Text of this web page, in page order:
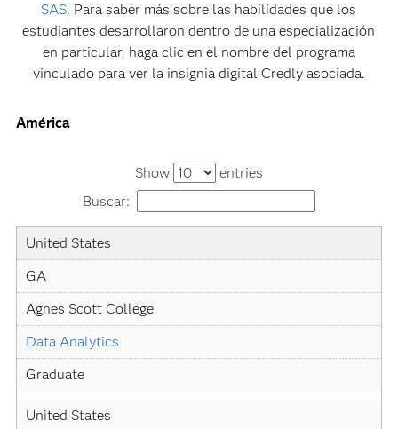
SAS. Para saber más sobre las habilidades que los
estudiantes desarrollaron dentro de una especialización
en particular, haga clic en el nombre del programa
vinculado para ver la insignia digital Credly asociada.
América
Show
entries
Buscar:
Country
State
University
Academic
Specialization
Level
United States
GA
Agnes Scott College
Data Analytics
Graduate
United States